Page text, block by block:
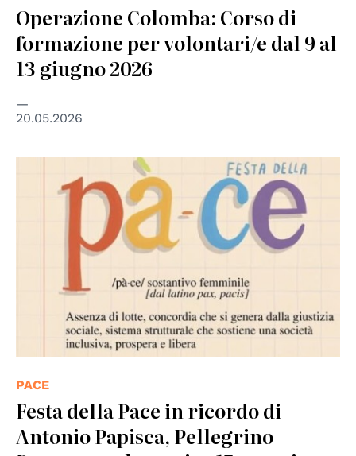
Operazione Colomba: Corso di
formazione per volontari/e dal 9 al
13 giugno 2026
20.05.2026
PACE
Festa della Pace in ricordo di
Antonio Papisca, Pellegrino